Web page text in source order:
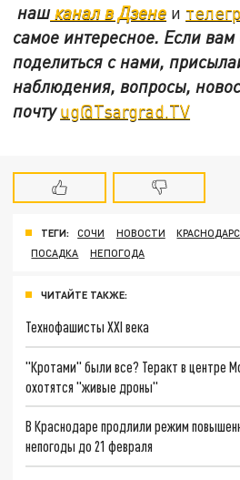
нашканал в Дзене и
самое интересное. Если вам
поделиться с нами,
наблюдения, вопросы,
почтуug@Tsargrad.TV
ТЕГИ: СОЧИ НОВОСТИ
ПОСАДКА
НЕПОГОДА
ЧИТАЙТЕ ТАКЖЕ:
Технофашисты XXI века
"Кротами" были все? Теракт в центре
охотятся "живые дроны"
В Краснодаре продлили режим
непогоды до 21 февраля